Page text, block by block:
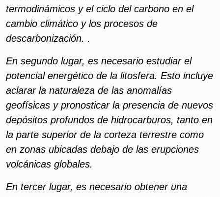
termodinámicos y el ciclo del carbono en el
cambio climático y los procesos de
descarbonización. .
En segundo lugar, es necesario estudiar el
potencial energético de la litosfera. Esto incluye
aclarar la naturaleza de las anomalías
geofísicas y pronosticar la presencia de nuevos
depósitos profundos de hidrocarburos, tanto en
la parte superior de la corteza terrestre como
en zonas ubicadas debajo de las erupciones
volcánicas globales.
En tercer lugar, es necesario obtener una